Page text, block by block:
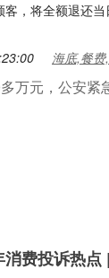
，将全额退还
海底,餐
费投诉热